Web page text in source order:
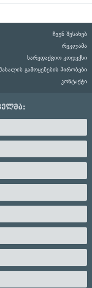
ჩვენ შესახებ
რეკლამა
სარედაქციო კოდექსი
გამოყენების პირობები
კონტაქტი